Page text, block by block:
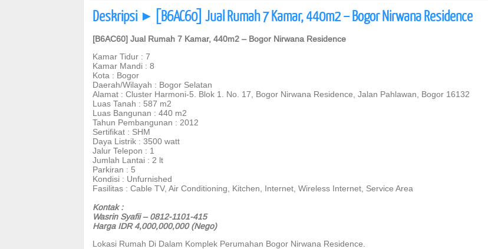
Deskripsi ] [B6AC60] Jual Rumah 7 Kamar, 440m2 – Bogor Nirwana Residence
[B6AC60] Jual Rumah 7 Kamar, 440m2 – Bogor Nirwana Residence
Kamar Tidur : 7
Kamar Mandi : 8
Kota : Bogor
Daerah/Wilayah : Bogor Selatan
Alamat : Cluster Harmoni-5. Blok 1. No. 17, Bogor Nirwana Residence, Jalan Pahlawan, Bogor 16132
Luas Tanah : 587 m2
Luas Bangunan : 440 m2
Tahun Pembangunan : 2012
Sertifikat : SHM
Daya Listrik : 3500 watt
Jalur Telepon : 1
Jumlah Lantai : 2 lt
Parkiran : 5
Kondisi : Unfurnished
Fasilitas : Cable TV, Air Conditioning, Kitchen, Internet, Wireless Internet, Service Area
Kontak :
Wasrin Syafii – 0812-1101-415
Harga IDR 4,000,000,000 (Nego)
Lokasi Rumah Di Dalam Komplek Perumahan Bogor Nirwana Residence.